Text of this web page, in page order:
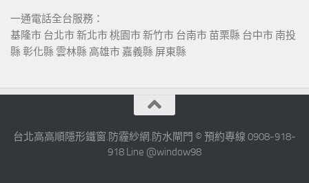
一通電話全台服務：
基隆市 台北市 新北市 桃園市 新竹市 台南市 苗栗縣 台中市 南投
縣 彰化縣 雲林縣 高雄市 嘉義縣 屏東縣
台北高高順隱形鐵窗.防霾紗網.防水閘門 © 預約專線 0908-918-
918 Line @window98